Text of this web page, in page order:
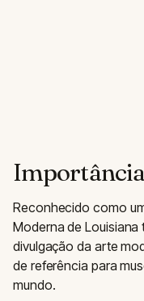
Reconhecido como
Moderna de
divulgação da arte
de referência para
mundo.